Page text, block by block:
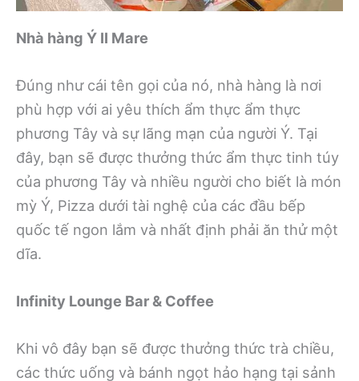
Nhà hàng Ý II Mare
Đúng như cái tên gọi của nó, nhà hàng là nơi
phù hợp với ai yêu thích ẩm thực ẩm thực
phương Tây và sự lãng mạn của người Ý. Tại
đây, bạn sẽ được thưởng thức ẩm thực tinh túy
của phương Tây và nhiều người cho biết là món
mỳ Ý, Pizza dưới tài nghệ của các đầu bếp
quốc tế ngon lắm và nhất định phải ăn thử một
dĩa.
Infinity Lounge Bar & Coffee
Khi vô đây bạn sẽ được thưởng thức trà chiều,
các thức uống và bánh ngọt hảo hạng tại sảnh